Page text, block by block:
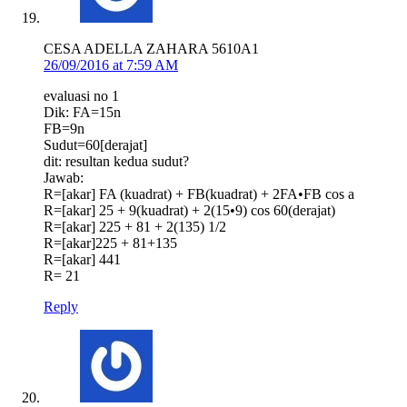
CESA ADELLA ZAHARA 5610A1
26/09/2016 at 7:59 AM
evaluasi no 1
Dik: FA=15n
FB=9n
Sudut=60[derajat]
dit: resultan kedua sudut?
Jawab:
R=[akar] FA (kuadrat) + FB(kuadrat) + 2FA•FB cos a
R=[akar] 25 + 9(kuadrat) + 2(15•9) cos 60(derajat)
R=[akar] 225 + 81 + 2(135) 1/2
R=[akar]225 + 81+135
R=[akar] 441
R= 21
Reply